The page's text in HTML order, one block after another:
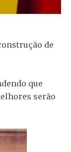
de
que
serão